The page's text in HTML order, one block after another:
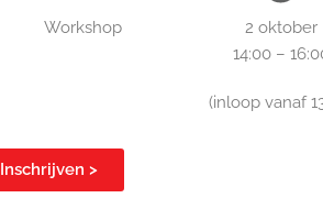
Workshop
2 oktober
14:00 –
(inloop vanaf
Inschrijven >